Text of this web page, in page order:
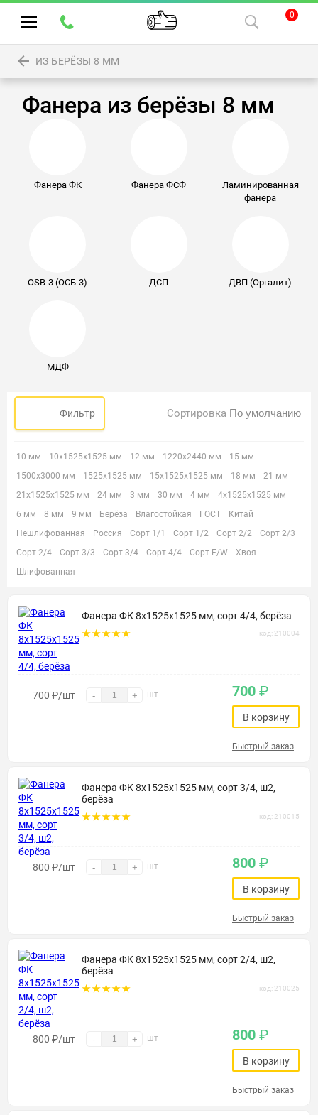
0
ИЗ БЕРЁЗЫ 8 ММ
Фанера из берёзы 8 мм
Фанера ФК Фанера ФСФ
Ламинированная
фанера
OSB-3 (ОСБ-3) ДСП ДВП (Оргалит)
МДФ
Фильтр Сортировка
10 мм 10х1525х1525 мм 12 мм 1220х2440 мм
15 мм
1500х3000 мм
1525х1525 мм 15х1525х1525 мм 18 мм
21 мм
21х1525х1525 мм
24 мм 3 мм 30 мм 4 мм
4х1525х1525 мм
6 мм
8 мм 9 мм Берёза Влагостойкая ГОСТ
Китай
Нешлифованная
Россия Сорт 1/1 Сорт 1/2 Сорт 2/2
Сорт 2/3
Сорт 2/4
Сорт 3/3 Сорт 3/4 Сорт 4/4 Сорт F/W
Хвоя
Шлифованная
Фанера ФК 8х1525х1525 мм, сорт 4/4, берёза
код: 210004
700 ₽/шт - + шт 700 ₽
В корзину
Быстрый заказ
Фанера ФК 8х1525х1525 мм, сорт 3/4, ш2,
берёза
код: 210015
800 ₽/шт - + шт 800 ₽
В корзину
Быстрый заказ
Фанера ФК 8х1525х1525 мм, сорт 2/4, ш2,
берёза
код: 210025
800 ₽/шт - + шт 800 ₽
В корзину
Быстрый заказ